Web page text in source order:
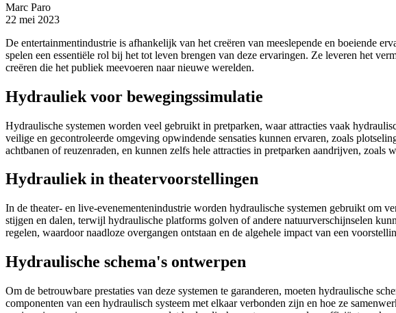
Marc Paro
22 mei 2023
De entertainmentindustrie is afhankelijk van het creëren van meeslepende en boeiende
spelen een essentiële rol bij het tot leven brengen van deze ervaringen. Ze leveren het
creëren die het publiek meevoeren naar nieuwe werelden.
Hydrauliek voor bewegingssimulatie
Hydraulische systemen worden veel gebruikt in pretparken, waar attracties vaak
veilige en gecontroleerde omgeving opwindende sensaties kunnen ervaren, zoals
achtbanen of reuzenraden, en kunnen zelfs hele attracties in pretparken aandrijven, zoals
Hydrauliek in theatervoorstellingen
In de theater- en live-evenementenindustrie worden hydraulische systemen gebruikt om
stijgen en dalen, terwijl hydraulische platforms golven of andere natuurverschijnselen
regelen, waardoor naadloze overgangen ontstaan en de algehele impact van een
Hydraulische schema's ontwerpen
Om de betrouwbare prestaties van deze systemen te garanderen, moeten hydraulische
componenten van een hydraulisch systeem met elkaar verbonden zijn en hoe ze